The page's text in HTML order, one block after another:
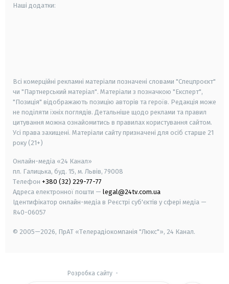
Наші додатки:
Всі комерційні рекламні матеріали позначені словами "Спецпроєкт"
чи "Партнерський матеріал". Матеріали з позначкою "Експерт",
"Позиція" відображають позицію авторів та героїв. Редакція може
не поділяти їхніх поглядів. Детальніше щодо реклами та правил
цитування можна ознайомитись в правилах користування сайтом.
Усі права захищені. Матеріали сайту призначені для осіб старше 21
року (21+)
Онлайн-медіа «24 Канал»
пл. Галицька, буд. 15, м. Львів, 79008
Телефон +380 (32) 229-77-77
Адреса електронної пошти — legal@24tv.com.ua
Ідентифікатор онлайн-медіа в Реєстрі суб'єктів у сфері медіа —
R40-06057
© 2005—2026, ПрАТ «Телерадіокомпанія "Люкс"», 24 Канал.
Розробка сайту-